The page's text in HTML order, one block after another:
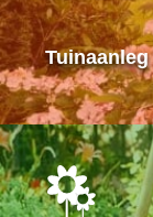
Tuinaanleg